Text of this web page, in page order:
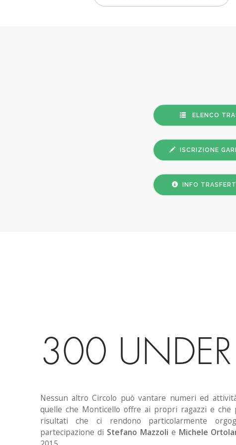
ELENCO
ISCRIZIONE
INFO
300
Nessun altro Circolo può vantare numeri ed
quelle che Monticello offre ai propri ragazzi e che
risultati che ci rendono particolarmente
partecipazione di Stefano Mazzoli e Michele